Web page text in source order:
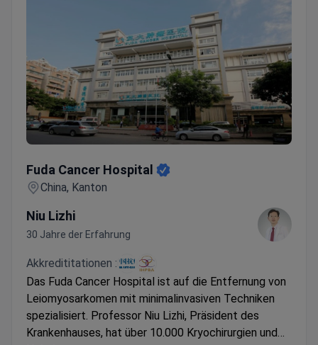
Fuda Cancer Hospital
China, Kanton
Niu Lizhi
30 Jahre der Erfahrung
Akkredititationen :
Das Fuda Cancer Hospital ist auf die Entfernung von
Leiomyosarkomen mit minimalinvasiven Techniken
spezialisiert. Professor Niu Lizhi, Präsident des
Krankenhauses, hat über 10.000 Kryochirurgien und